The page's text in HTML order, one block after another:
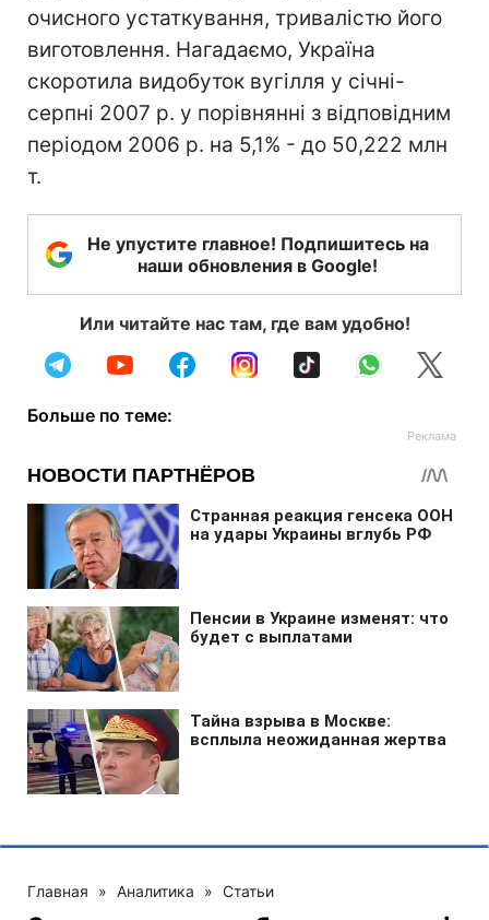
очисного устаткування, тривалістю його
виготовлення. Нагадаємо, Україна
скоротила видобуток вугілля у січні-
серпні 2007 р. у порівнянні з відповідним
періодом 2006 р. на 5,1% - до 50,222 млн
т.
Не упустите главное! Подпишитесь на
наши обновления в Google!
Или читайте нас там, где вам удобно!
Больше по теме:
Главная » Аналитика » Статьи